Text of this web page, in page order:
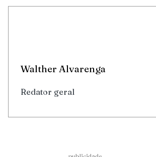
Walther Alvarenga
Redator geral